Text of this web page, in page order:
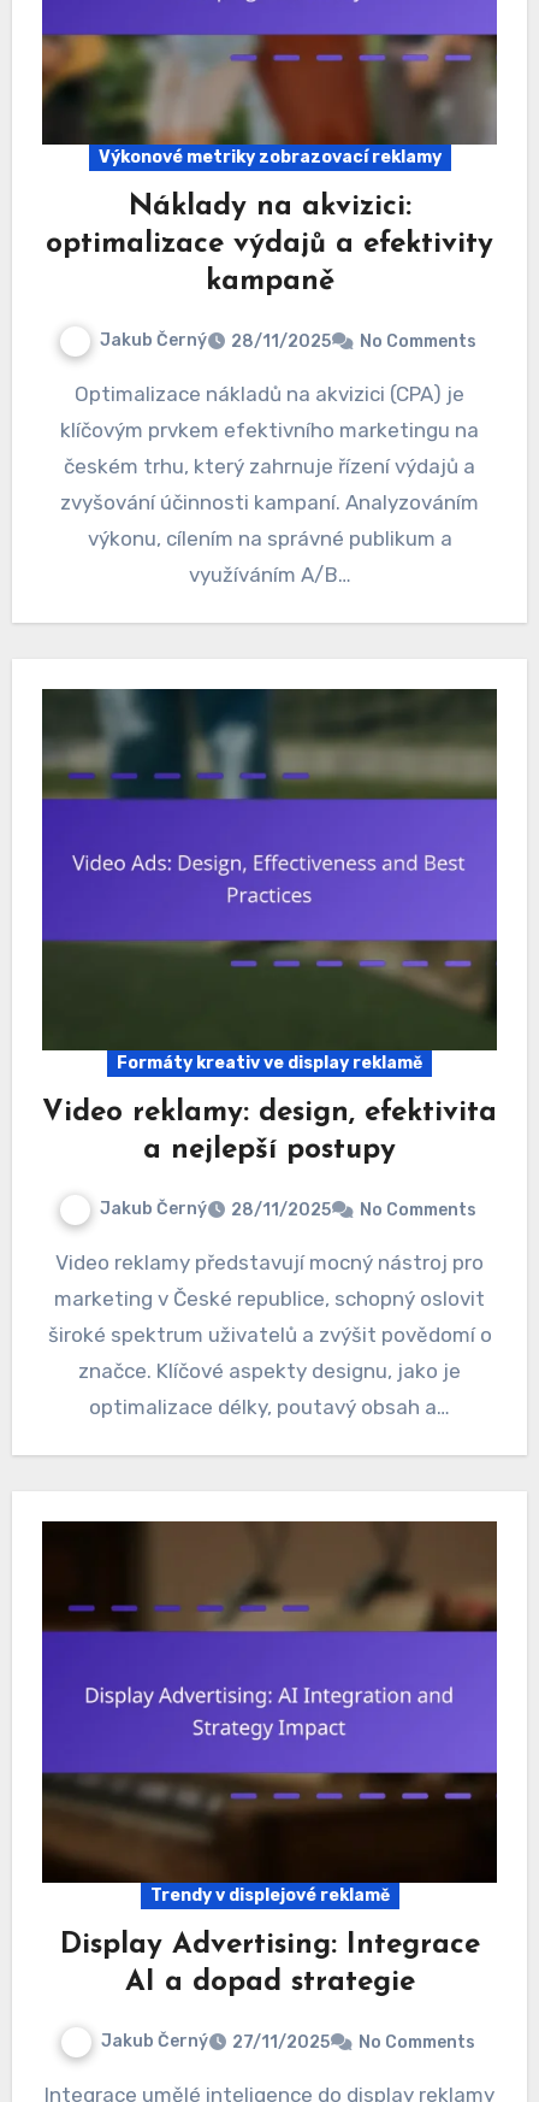
Výkonové metriky zobrazovací reklamy
Náklady na akvizici:
optimalizace výdajů a efektivity
kampaně
Jakub Černý 28/11/2025 No Comments
Optimalizace nákladů na akvizici (CPA) je
klíčovým prvkem efektivního marketingu na
českém trhu, který zahrnuje řízení výdajů a
zvyšování účinnosti kampaní. Analyzováním
výkonu, cílením na správné publikum a
využíváním A/B…
Formáty kreativ ve display reklamě
Video reklamy: design, efektivita
a nejlepší postupy
Jakub Černý 28/11/2025 No Comments
Video reklamy představují mocný nástroj pro
marketing v České republice, schopný oslovit
široké spektrum uživatelů a zvýšit povědomí o
značce. Klíčové aspekty designu, jako je
optimalizace délky, poutavý obsah a…
Trendy v displejové reklamě
Display Advertising: Integrace
AI a dopad strategie
Jakub Černý 27/11/2025 No Comments
Integrace umělé inteligence do display reklamy